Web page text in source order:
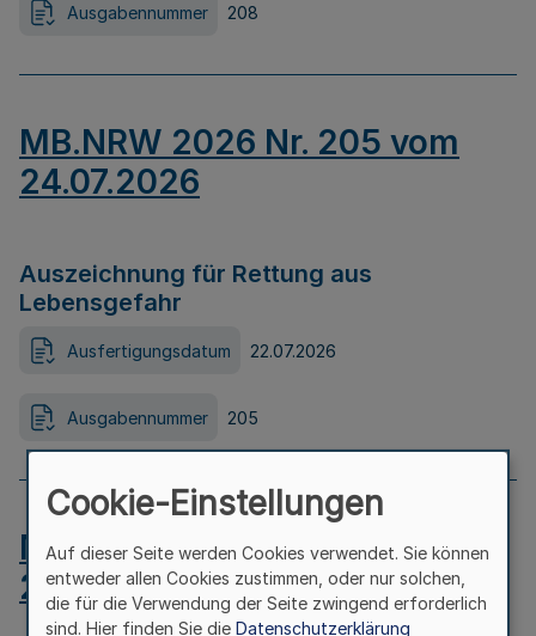
Ausgabennummer 208
MB.NRW 2026 Nr. 205 vom
24.07.2026
Auszeichnung für Rettung aus
Lebensgefahr
Ausfertigungsdatum 22.07.2026
Ausgabennummer 205
MB.NRW 2026 Nr. 204 vom
24.07.2026
Cookie-Einstellungen
Auf dieser Seite werden Cookies verwendet. Sie können
entweder allen Cookies zustimmen, oder nur solchen,
die für die Verwendung der Seite zwingend erforderlich
sind. Hier finden Sie die Datenschutzerklärung